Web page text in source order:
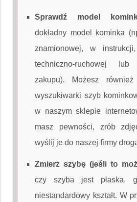
Sprawdź model
dokładny model kominka
znamionowej, w
techniczno-ruchowej
zakupu). Możesz
wyszukiwarki szyb
w naszym sklepie
masz pewności, zrób
wyślij je do naszej firmy
Zmierz szybę (jeśli to
czy szyba jest płaska,
niestandardowy kształt. W